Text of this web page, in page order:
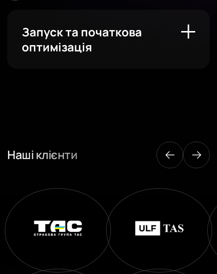
Запуск та початкова
оптимізація
Наші клієнти